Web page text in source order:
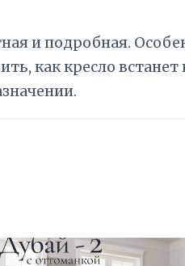
и подробная.
как кресло